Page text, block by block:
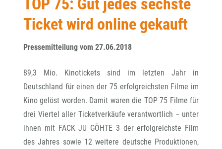
TOP 75: Gut jedes sechste
Ticket wird online gekauft
Pressemitteilung vom 27.06.2018
89,3 Mio. Kinotickets sind im letzten Jahr in
Deutschland für einen der 75 erfolgreichsten Filme im
Kino gelöst worden. Damit waren die TOP 75 Filme für
drei Viertel aller Ticketverkäufe verantwortlich – unter
ihnen mit FACK JU GÖHTE 3 der erfolgreichste Film
des Jahres sowie 12 weitere deutsche Produktionen,